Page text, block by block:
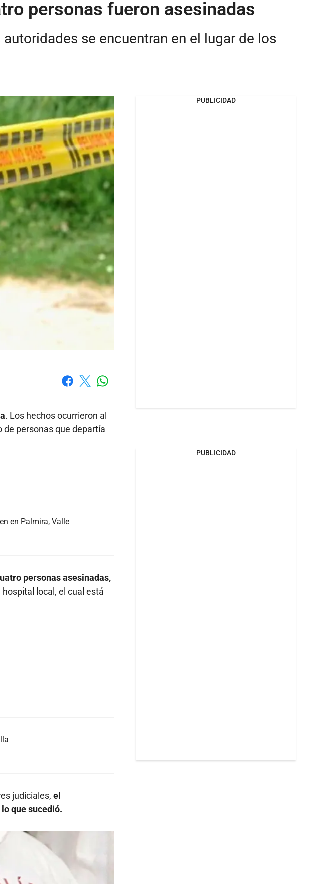
personas fueron asesinadas
se encuentran en el lugar de los
. Los hechos ocurrieron al
de personas que departía
en Palmira, Valle
personas asesinadas,
local, el cual está
judiciales, el
que sucedió.
PUBLICIDAD
PUBLICIDAD